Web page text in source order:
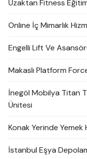
Uzaktan Fitness
Online İç Mimarlık
Engelli Lift Ve
Makaslı Platform
İnegöl Mobilya Titan
Ünitesi
Konak Yerinde Yemek
İstanbul Eşya